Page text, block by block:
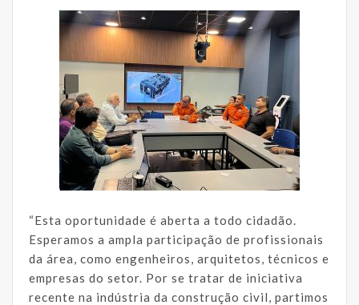
“Esta oportunidade é aberta a todo cidadão.
Esperamos a ampla participação de profissionais
da área, como engenheiros, arquitetos, técnicos e
empresas do setor. Por se tratar de iniciativa
recente na indústria da construção civil, partimos